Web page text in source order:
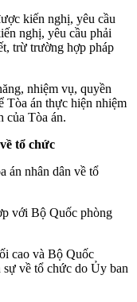
kiến nghị, yêu cầu
nghị, yêu cầu phải
trừ trường hợp pháp
nhiệm vụ, quyền
Tòa án thực hiện nhiệm
của Tòa án.
tổ chức
án nhân dân về tổ
với Bộ Quốc phòng
cao và Bộ Quốc
về tổ chức do Ủy ban